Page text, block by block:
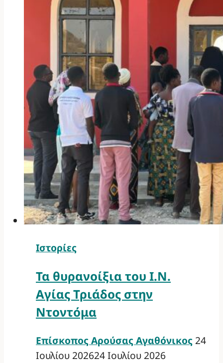
Ιστορίες
Τα θυρανοίξια του Ι.Ν.
Αγίας Τριάδος στην
Ντοντόμα
Επίσκοπος Αρούσας Αγαθόνικος 24
Ιουλίου 202624 Ιουλίου 2026